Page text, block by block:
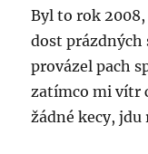
Byl to rok
dost prázdných
provázel pach
zatímco mi vítr
žádné kecy, jdu